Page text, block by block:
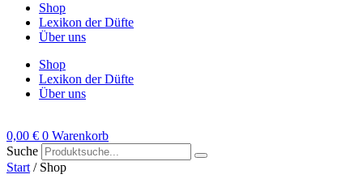
Shop
Lexikon der Düfte
Über uns
Shop
Lexikon der Düfte
Über uns
0,00 € 0 Warenkorb
Suche
Start / Shop